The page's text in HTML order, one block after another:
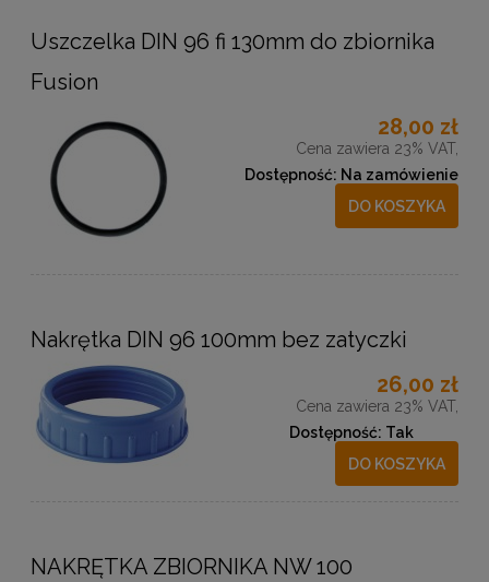
Uszczelka DIN 96 fi 130mm do zbiornika
Fusion
28,00 zł
Cena zawiera 23% VAT,
Dostępność: Na zamówienie
DO KOSZYKA
Nakrętka DIN 96 100mm bez zatyczki
26,00 zł
Cena zawiera 23% VAT,
Dostępność: Tak
DO KOSZYKA
NAKRĘTKA ZBIORNIKA NW 100